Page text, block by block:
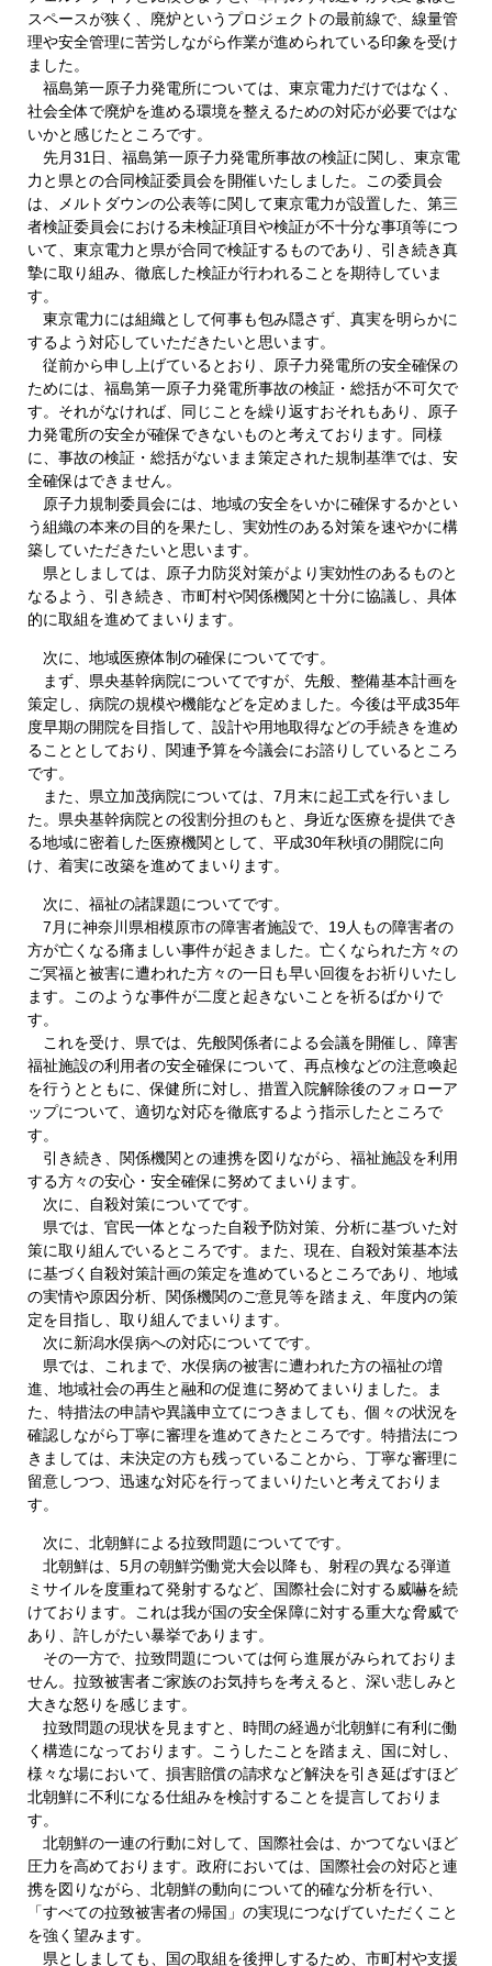
スペースが狭く、廃炉というプロジェクトの最前線で、線量管
理や安全管理に苦労しながら作業が進められている印象を受け
ました。
福島第一原子力発電所については、東京電力だけではなく、
社会全体で廃炉を進める環境を整えるための対応が必要ではな
いかと感じたところです。
先月31日、福島第一原子力発電所事故の検証に関し、東京電
力と県との合同検証委員会を開催いたしました。この委員会
は、メルトダウンの公表等に関して東京電力が設置した、第三
者検証委員会における未検証項目や検証が不十分な事項等につ
いて、東京電力と県が合同で検証するものであり、引き続き真
摯に取り組み、徹底した検証が行われることを期待していま
す。
東京電力には組織として何事も包み隠さず、真実を明らかに
するよう対応していただきたいと思います。
従前から申し上げているとおり、原子力発電所の安全確保の
ためには、福島第一原子力発電所事故の検証・総括が不可欠で
す。それがなければ、同じことを繰り返すおそれもあり、原子
力発電所の安全が確保できないものと考えております。同様
に、事故の検証・総括がないまま策定された規制基準では、安
全確保はできません。
原子力規制委員会には、地域の安全をいかに確保するかとい
う組織の本来の目的を果たし、実効性のある対策を速やかに構
築していただきたいと思います。
県としましては、原子力防災対策がより実効性のあるものと
なるよう、引き続き、市町村や関係機関と十分に協議し、具体
的に取組を進めてまいります。
次に、地域医療体制の確保についてです。
まず、県央基幹病院についてですが、先般、整備基本計画を
策定し、病院の規模や機能などを定めました。今後は平成35年
度早期の開院を目指して、設計や用地取得などの手続きを進め
ることとしており、関連予算を今議会にお諮りしているところ
です。
また、県立加茂病院については、7月末に起工式を行いまし
た。県央基幹病院との役割分担のもと、身近な医療を提供でき
る地域に密着した医療機関として、平成30年秋頃の開院に向
け、着実に改築を進めてまいります。
次に、福祉の諸課題についてです。
7月に神奈川県相模原市の障害者施設で、19人もの障害者の
方が亡くなる痛ましい事件が起きました。亡くなられた方々の
ご冥福と被害に遭われた方々の一日も早い回復をお祈りいたし
ます。このような事件が二度と起きないことを祈るばかりで
す。
これを受け、県では、先般関係者による会議を開催し、障害
福祉施設の利用者の安全確保について、再点検などの注意喚起
を行うとともに、保健所に対し、措置入院解除後のフォローア
ップについて、適切な対応を徹底するよう指示したところで
す。
引き続き、関係機関との連携を図りながら、福祉施設を利用
する方々の安心・安全確保に努めてまいります。
次に、自殺対策についてです。
県では、官民一体となった自殺予防対策、分析に基づいた対
策に取り組んでいるところです。また、現在、自殺対策基本法
に基づく自殺対策計画の策定を進めているところであり、地域
の実情や原因分析、関係機関のご意見等を踏まえ、年度内の策
定を目指し、取り組んでまいります。
次に新潟水俣病への対応についてです。
県では、これまで、水俣病の被害に遭われた方の福祉の増
進、地域社会の再生と融和の促進に努めてまいりました。ま
た、特措法の申請や異議申立てにつきましても、個々の状況を
確認しながら丁寧に審理を進めてきたところです。特措法につ
きましては、未決定の方も残っていることから、丁寧な審理に
留意しつつ、迅速な対応を行ってまいりたいと考えておりま
す。
次に、北朝鮮による拉致問題についてです。
北朝鮮は、5月の朝鮮労働党大会以降も、射程の異なる弾道
ミサイルを度重ねて発射するなど、国際社会に対する威嚇を続
けております。これは我が国の安全保障に対する重大な脅威で
あり、許しがたい暴挙であります。
その一方で、拉致問題については何ら進展がみられておりま
せん。拉致被害者ご家族のお気持ちを考えると、深い悲しみと
大きな怒りを感じます。
拉致問題の現状を見ますと、時間の経過が北朝鮮に有利に働
く構造になっております。こうしたことを踏まえ、国に対し、
様々な場において、損害賠償の請求など解決を引き延ばすほど
北朝鮮に不利になる仕組みを検討することを提言しておりま
す。
北朝鮮の一連の行動に対して、国際社会は、かつてないほど
圧力を高めております。政府においては、国際社会の対応と連
携を図りながら、北朝鮮の動向について的確な分析を行い、
「すべての拉致被害者の帰国」の実現につなげていただくこと
を強く望みます。
県としましても、国の取組を後押しするため、市町村や支援